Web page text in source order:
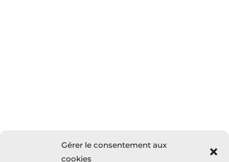
Gérer le consentement aux
cookies
L’équipe ANDIM